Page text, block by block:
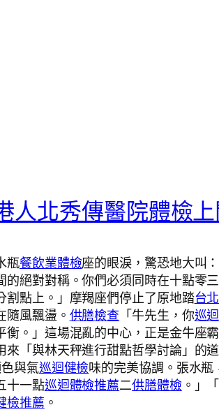
人北秀傳醫院體檢
瓶餐飲業體檢座的眼淚，驚恐地大叫
的絕對對稱。你們必須同時在十點零
割點上。」摩羯座們停止了原地踏台
隨風飄盪。 供膳檢查 「牛先生，你巡
衡。」這場混亂的中心，正是金牛座
「與林天秤進行甜點哲學討論」的
與氣巡迴健檢味的完美協調。張水瓶
十一點巡迴體檢推薦二供膳體檢。」
檢推薦 。